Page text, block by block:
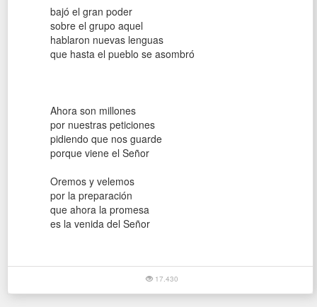
bajó el gran poder
sobre el grupo aquel
hablaron nuevas lenguas
que hasta el pueblo se asombró
Ahora son millones
por nuestras peticiones
pidiendo que nos guarde
porque viene el Señor
Oremos y velemos
por la preparación
que ahora la promesa
es la venida del Señor
17.430